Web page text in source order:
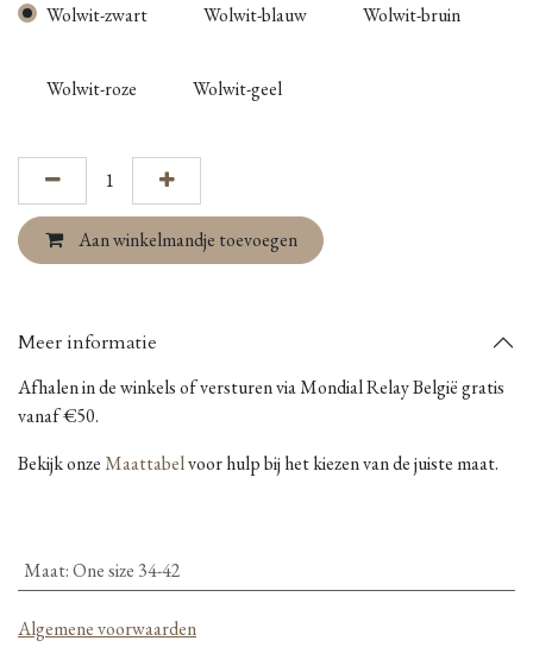
Wolwit-zwart Wolwit-blauw Wolwit-bruin
Wolwit-roze Wolwit-geel
Aan winkelmandje toevoegen
Meer informatie
Afhalen in de winkels of versturen via Mondial Relay België gratis
vanaf €50.
Bekijk onzeMaattabelvoor hulp bij het kiezen van de juiste maat.
Maat:One size 34-42
Algemene voorwaarden